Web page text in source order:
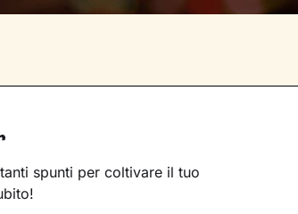
spunti per coltivare il tuo